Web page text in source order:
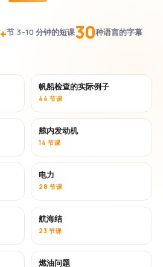
+节 3–10 分钟的短课30种语言的字幕
帆船检查的实际例子
44 节课
舷内发动机
14 节课
电力
28 节课
航海结
23 节课
燃油问题